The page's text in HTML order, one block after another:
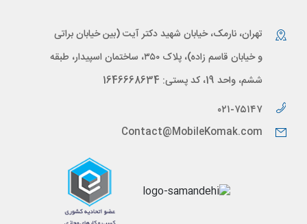
تهران، نارمک، خیابان شهید دکتر آیت (بین خیابان براتی
و خیابان قاسم زاده)، پلاک ۳۵۰، ساختمان اسپیدار، طبقه
ششم، واحد 19، کد پستی: 1646668634
۰۲۱-۷۵۱۴۷
Contact@MobileKomak.com